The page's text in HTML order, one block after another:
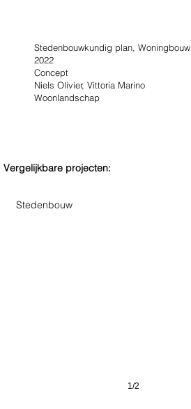
Stedenbouwkundig plan, Woningbouw
2022
Concept
Niels Olivier, Vittoria Marino
Woonlandschap
Vergelijkbare projecten:
Stedenbouw
1/2